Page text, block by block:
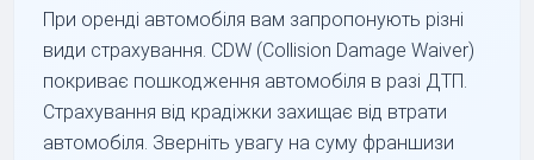
При оренді автомобіля вам запропонують різні
види страхування. CDW (Collision Damage Waiver)
покриває пошкодження автомобіля в разі ДТП.
Страхування від крадіжки захищає від втрати
автомобіля. Зверніть увагу на суму франшизи